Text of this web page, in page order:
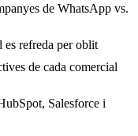
de WhatsApp vs.
es refreda per oblit
de cada comercial
Salesforce i